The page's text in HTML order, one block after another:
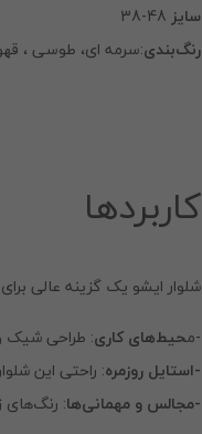
سایز 48-38
رنگ‌بندی:سرمه ای، طوسی ،
کاربردها
شلوار ایشو یک گزینه عالی
-محیط‌های کاری: طراحی شیک
-استایل روزمره: راحتی این
-مجالس و مهمانی‌ها: رنگ‌های